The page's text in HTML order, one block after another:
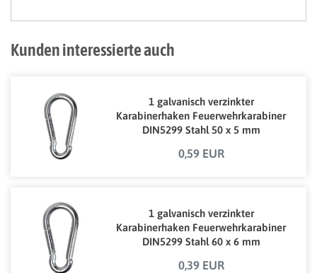
Kunden interessierte auch
1 galvanisch verzinkter
Karabinerhaken Feuerwehrkarabiner
DIN5299 Stahl 50 x 5 mm
0,59 EUR
1 galvanisch verzinkter
Karabinerhaken Feuerwehrkarabiner
DIN5299 Stahl 60 x 6 mm
0,39 EUR